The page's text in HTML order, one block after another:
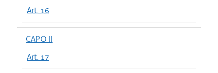
Art. 16
CAPO II
Art. 17